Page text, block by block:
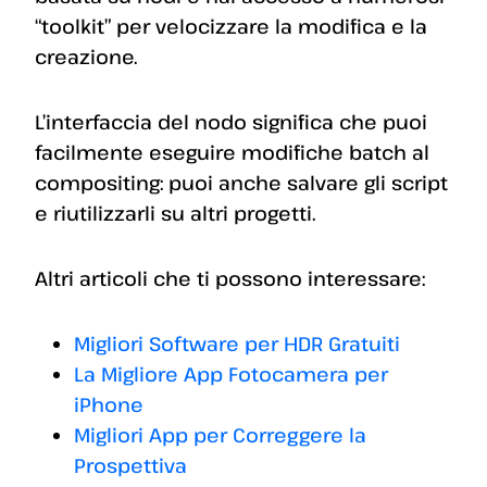
“toolkit” per velocizzare la modifica e la
creazione.
L’interfaccia del nodo significa che puoi
facilmente eseguire modifiche batch al
compositing: puoi anche salvare gli script
e riutilizzarli su altri progetti.
Altri articoli che ti possono interessare:
Migliori Software per HDR Gratuiti
La Migliore App Fotocamera per
iPhone
Migliori App per Correggere la
Prospettiva